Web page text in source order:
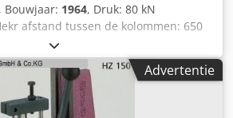
, Bouwjaar: 1964, Druk: 80 kN
afstand tussen de kolommen: 650
600 x 500 mm slag: 300/400 mm 465
machine ca.:2,10 x 1,20 x 1,20 m
Advertentie